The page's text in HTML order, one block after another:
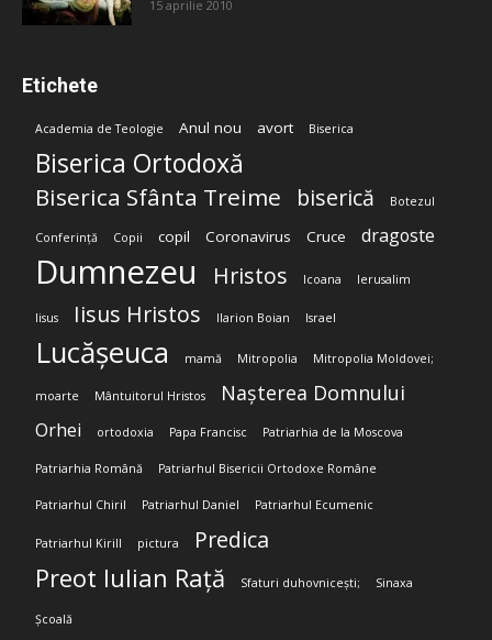
15 aprilie 2010
Etichete
Academia de Teologie Anul nou avort Biserica
Biserica Ortodoxă
Biserica Sfânta Treime biserică Botezul
Conferință Copii copil Coronavirus Cruce dragoste
Dumnezeu Hristos Icoana Ierusalim
Iisus Iisus Hristos Ilarion Boian Israel
Lucășeuca mamă Mitropolia Mitropolia Moldovei;
moarte Mântuitorul Hristos Nașterea Domnului
Orhei ortodoxia Papa Francisc Patriarhia de la Moscova
Patriarhia Română Patriarhul Bisericii Ortodoxe Române
Patriarhul Chiril Patriarhul Daniel Patriarhul Ecumenic
Patriarhul Kirill pictura Predica
Preot Iulian Rață Sfaturi duhovnicești; Sinaxa
Școală